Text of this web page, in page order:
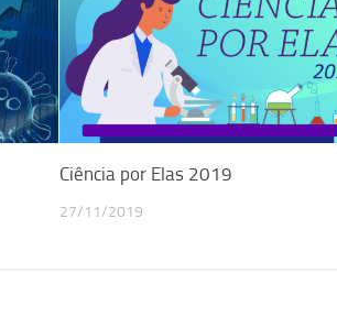
Ciência por Elas 2019
27/11/2019